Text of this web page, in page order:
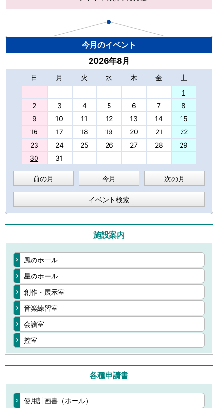
今月のイベント
2026年8月
日 月 火 水 木 金
土
1
2
3 4 5 6 7
8
9
10 11 12 13 14
15
16
17 18 19 20 21
22
23
24 25 26 27 28
29
30
31
前の月 今月 次の月
イベント検索
施設案内
風のホール
星のホール
創作・展示室
音楽練習室
会議室
控室
各種申請書
使用計画書（ホール）